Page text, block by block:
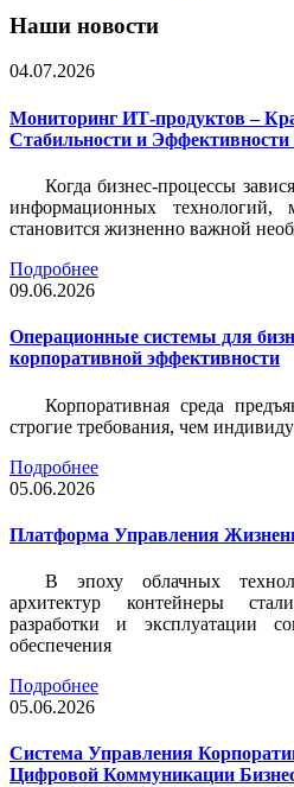
Наши новости
04.07.2026
Мониторинг ИТ-продуктов –
Стабильности и Эффективности
Когда бизнес-процессы
информационных технологий,
становится жизненно важной
Подробнее
09.06.2026
Операционные системы для
корпоративной эффективности
Корпоративная среда
строгие требования, чем
Подробнее
05.06.2026
Платформа Управления
В эпоху облачных
архитектур контейнеры
разработки и эксплуатации
обеспечения
Подробнее
05.06.2026
Система Управления
Цифровой Коммуникации